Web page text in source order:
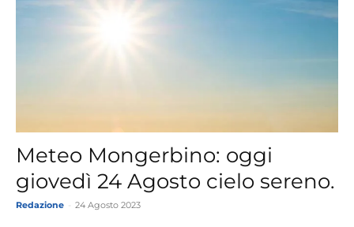
Meteo Mongerbino: oggi
giovedì 24 Agosto cielo sereno.
Redazione 24 Agosto 2023